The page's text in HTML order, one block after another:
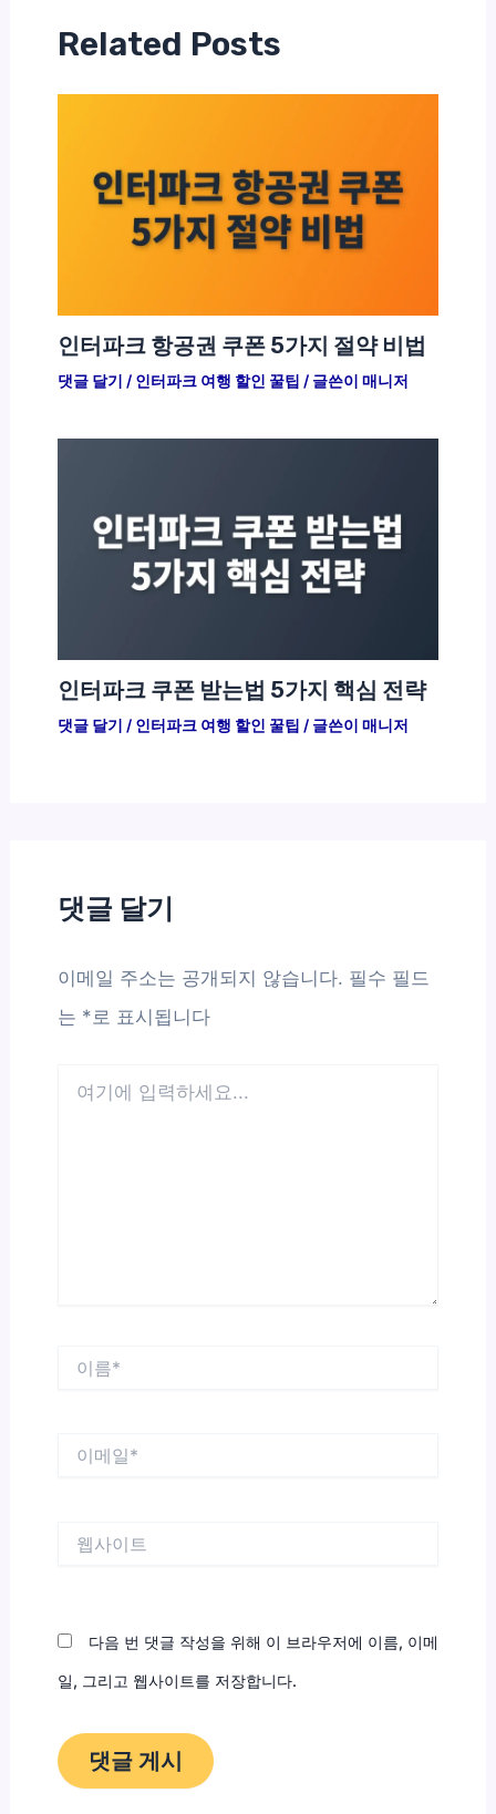
Related Posts
인터파크 항공권 쿠폰 5가지 절약 비법
댓글 달기 / 인터파크 여행 할인 꿀팁 / 글쓴이 매니저
인터파크 쿠폰 받는법 5가지 핵심 전략
댓글 달기 / 인터파크 여행 할인 꿀팁 / 글쓴이 매니저
댓글 달기
이메일 주소는 공개되지 않습니다. 필수 필드
는 * 로 표시됩니다
다음 번 댓글 작성을 위해 이 브라우저에 이름, 이메
일, 그리고 웹사이트를 저장합니다.